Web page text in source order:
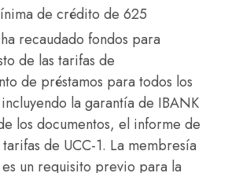
de crédito de 625
recaudado fondos para
de las tarifas de
de préstamos para todos los
la garantía de IBANK
los documentos, el informe de
de UCC-1. La membresía
un requisito previo para la